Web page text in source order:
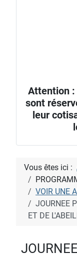
Attention :
sont
leur
Vous êtes ici :
VOIR UNE
JOURNEE
ET DE